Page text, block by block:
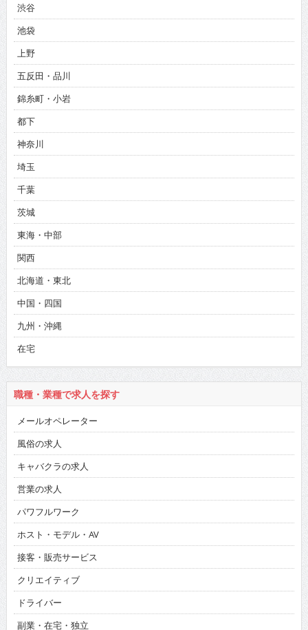
渋谷
池袋
上野
五反田・品川
錦糸町・小岩
都下
神奈川
埼玉
千葉
茨城
東海・中部
関西
北海道・東北
中国・四国
九州・沖縄
在宅
職種・業種で求人を探す
メールオペレーター
風俗の求人
キャバクラの求人
営業の求人
パワフルワーク
ホスト・モデル・AV
接客・販売サービス
クリエイティブ
ドライバー
副業・在宅・独立